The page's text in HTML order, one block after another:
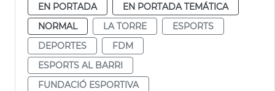
EN PORTADA
EN PORTADA TEMÁTICA
NORMAL
LA TORRE
ESPORTS
DEPORTES
FDM
ESPORTS AL BARRI
FUNDACIÓ ESPORTIVA